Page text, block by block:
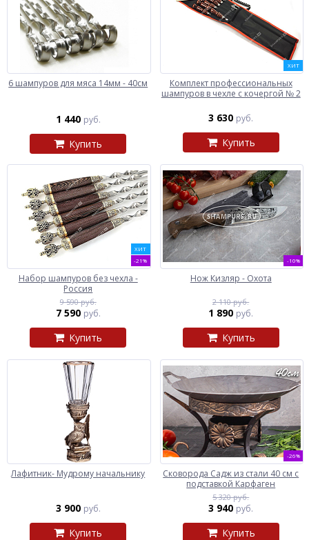
6 шампуров для мяса 14мм - 40см
1 440 руб.
Купить
ХИТ
Комплект профессиональных
шампуров в чехле с кочергой № 2
3 630 руб.
Купить
ХИТ
-21%
Набор шампуров без чехла -
Россия
9 590 руб.
7 590 руб.
Купить
-10%
Нож Кизляр - Охота
2 110 руб.
1 890 руб.
Купить
Лафитник- Мудрому начальнику
3 900 руб.
Купить
-26%
Сковорода Садж из стали 40 см с
подставкой Карфаген
5 320 руб.
3 940 руб.
Купить